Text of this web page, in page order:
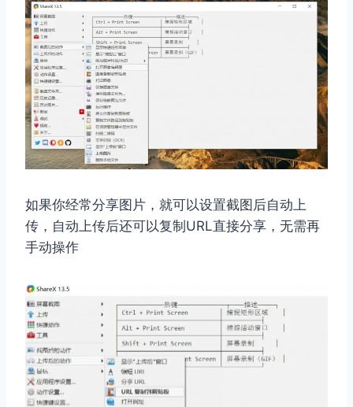
如果你经常分享图片，就可以设置截图后自动上
传，自动上传后还可以复制URL直接分享，无需再
手动操作